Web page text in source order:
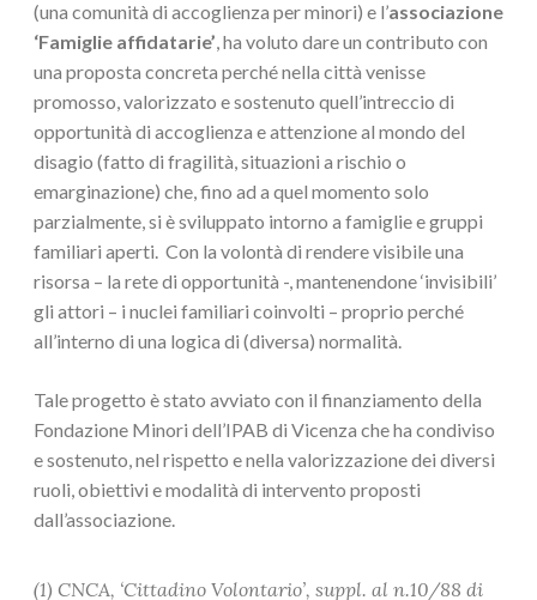
(una comunità di accoglienza per minori) e l’associazione
‘Famiglie affidatarie’ , ha voluto dare un contributo con
una proposta concreta perché nella città venisse
promosso, valorizzato e sostenuto quell’intreccio di
opportunità di accoglienza e attenzione al mondo del
disagio (fatto di fragilità, situazioni a rischio o
emarginazione) che, fino ad a quel momento solo
parzialmente, si è sviluppato intorno a famiglie e gruppi
familiari aperti. Con la volontà di rendere visibile una
risorsa – la rete di opportunità -, mantenendone ‘invisibili’
gli attori – i nuclei familiari coinvolti – proprio perché
all’interno di una logica di (diversa) normalità.
Tale progetto è stato avviato con il finanziamento della
Fondazione Minori dell’IPAB di Vicenza che ha condiviso
e sostenuto, nel rispetto e nella valorizzazione dei diversi
ruoli, obiettivi e modalità di intervento proposti
dall’associazione.
(1) CNCA, ‘Cittadino Volontario’, suppl. al n.10/88 di